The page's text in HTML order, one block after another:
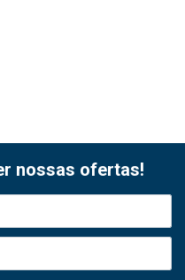
nossas ofertas!